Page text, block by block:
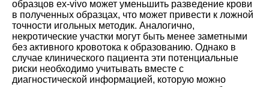
образцов ex-vivo может уменьшить разведение крови
в полученных образцах, что может привести к ложной
точности игольных методик. Аналогично,
некротические участки могут быть менее заметными
без активного кровотока к образованию. Однако в
случае клинического пациента эти потенциальные
риски необходимо учитывать вместе с
диагностической информацией, которую можно